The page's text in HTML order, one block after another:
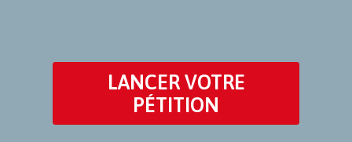
LANCER VOTRE
PÉTITION